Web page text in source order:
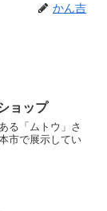
かん吉
ョップ
る「ムトウ」さ
市で展示してい